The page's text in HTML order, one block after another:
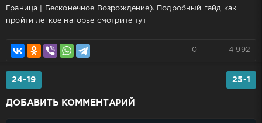
Граница | Бесконечное Возрождение). Подробный гайд как
пройти легкое нагорье смотрите тут
0 4 992
24-19 25-1
ДОБАВИТЬ КОММЕНТАРИЙ